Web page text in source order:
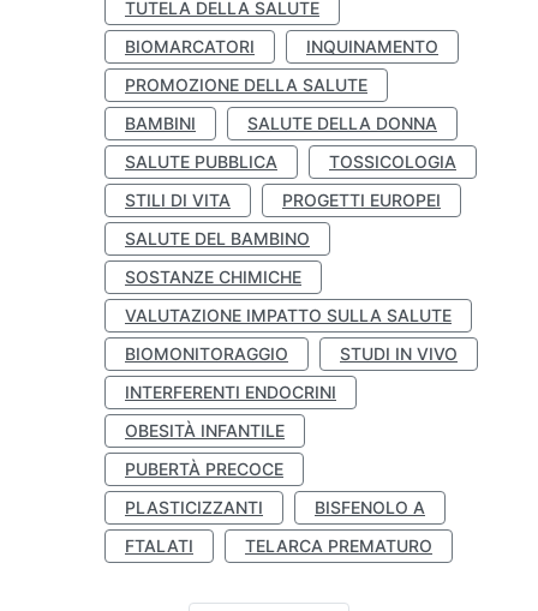
TUTELA DELLA SALUTE
BIOMARCATORI
INQUINAMENTO
PROMOZIONE DELLA SALUTE
BAMBINI
SALUTE DELLA DONNA
SALUTE PUBBLICA
TOSSICOLOGIA
STILI DI VITA
PROGETTI EUROPEI
SALUTE DEL BAMBINO
SOSTANZE CHIMICHE
VALUTAZIONE IMPATTO SULLA SALUTE
BIOMONITORAGGIO
STUDI IN VIVO
INTERFERENTI ENDOCRINI
OBESITÀ INFANTILE
PUBERTÀ PRECOCE
PLASTICIZZANTI
BISFENOLO A
FTALATI
TELARCA PREMATURO